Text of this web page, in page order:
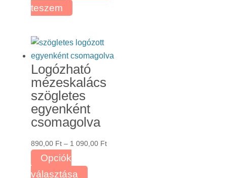
teszem
Logózható
mézeskalács
szögletes
egyenként
csomagolva
890,00 Ft – 1 090,00 FtÁrtartomány:
Opciók
választása